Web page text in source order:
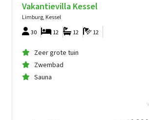
Vakantievilla Kessel
Limburg, Kessel
30 12
12
12
Zeer grote tuin
Zwembad
Sauna